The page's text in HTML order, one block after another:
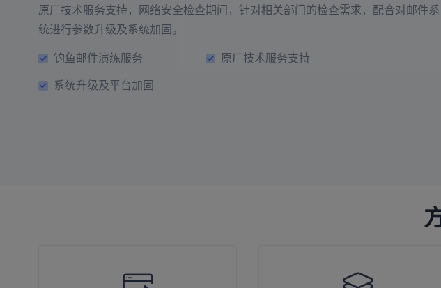
原厂技术服务支持，网络安全检查期间，针对相关部门的检查需求，配合对邮件系
统进行参数升级及系统加固。
钓鱼邮件演练服务 原厂技术服务支持
系统升级及平台加固